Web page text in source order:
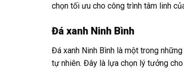
chọn tối ưu cho công trình tâm linh
Đá xanh Ninh Bình
Đá xanh Ninh Bình là một trong
tự nhiên. Đây là lựa chọn lý tưởng